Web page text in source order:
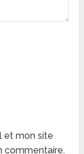
et mon site
commentaire.